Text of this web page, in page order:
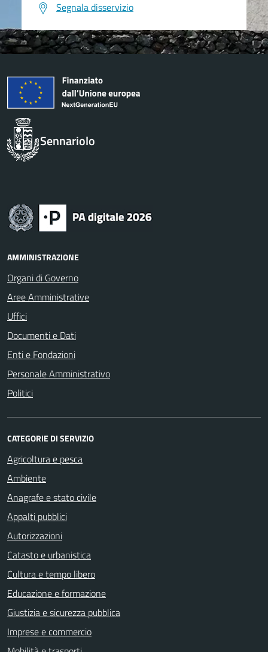
Segnala disservizio
Sennariolo
AMMINISTRAZIONE
Organi di Governo
Aree Amministrative
Uffici
Documenti e Dati
Enti e Fondazioni
Personale Amministrativo
Politici
CATEGORIE DI SERVIZIO
Agricoltura e pesca
Ambiente
Anagrafe e stato civile
Appalti pubblici
Autorizzazioni
Catasto e urbanistica
Cultura e tempo libero
Educazione e formazione
Giustizia e sicurezza pubblica
Imprese e commercio